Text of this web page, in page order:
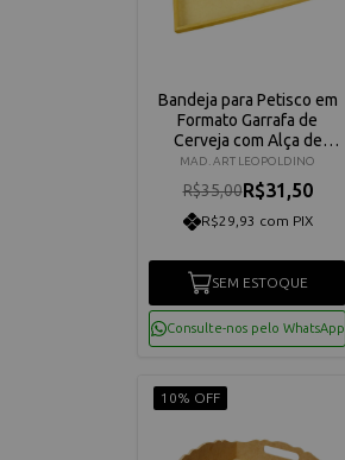
Bandeja para Petisco em
Formato Garrafa de
Cerveja com Alça de
Metal MDF 15426
MAD. ART LEOPOLDINO
R$35,00R$31,50
R$29,93 com PIX
SEM ESTOQUE
Consulte-nos pelo WhatsApp
10% OFF